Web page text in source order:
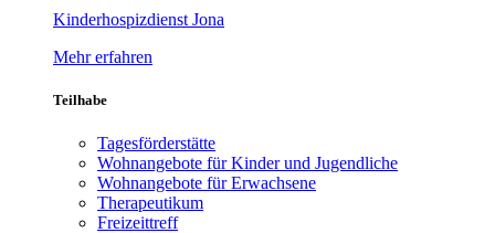
Kinderhospizdienst Jona
Mehr erfahren
Teilhabe
Tagesförderstätte
Wohnangebote für Kinder und Jugendliche
Wohnangebote für Erwachsene
Therapeutikum
Freizeittreff